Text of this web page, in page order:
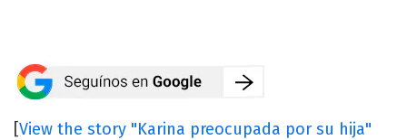
[View the story "Karina preocupada por su hija"